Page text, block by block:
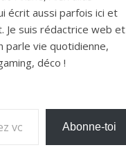
écrit aussi parfois ici et
Je suis rédactrice web et
parle vie quotidienne,
déco !
adresse e-mail…
Abonne-toi